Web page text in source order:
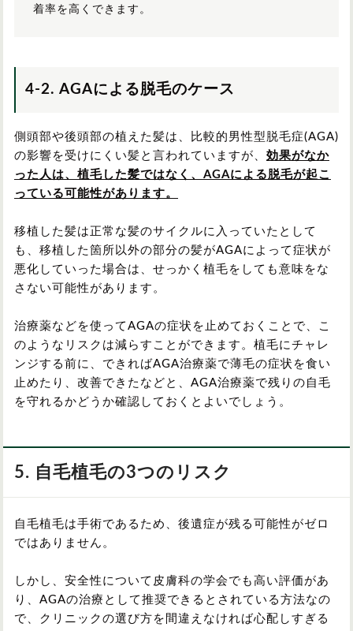
着率を高くできます。
4-2. AGAによる脱毛のケース
側頭部や後頭部の植えた髪は、比較的男性型脱毛症(AGA)
の影響を受けにくい髪と言われていますが、 効果がなか
った人は、植毛した髪ではなく、AGAによる脱毛が起こ
っている可能性があります。
移植した髪は正常な髪のサイクルに入っていたとして
も、移植した箇所以外の部分の髪がAGAによって症状が
悪化していった場合は、せっかく植毛をしても意味をな
さない可能性があります。
治療薬などを使ってAGAの症状を止めておくことで、こ
のようなリスクは減らすことができます。植毛にチャレ
ンジする前に、できればAGA治療薬で薄毛の症状を食い
止めたり、改善できたなどと、AGA治療薬で残りの自毛
を守れるかどうか確認しておくとよいでしょう。
5. 自毛植毛の3つのリスク
自毛植毛は手術であるため、 後遺症が残る可能性がゼロ
ではありません。
しかし、 安全性について皮膚科の学会でも高い評価があ
り、AGAの治療として推奨できるとされている方法なの
で、クリニックの選び方を間違えなければ心配しすぎる